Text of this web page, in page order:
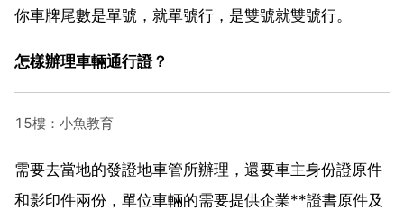
你車牌尾數是單號，就單號行，是雙號就雙號行。
怎樣辦理車輛通行證？
15樓：小魚教育
需要去當地的發證地車管所辦理，還要車主身份證原件
和影印件兩份，單位車輛的需要提供企業**證書原件及